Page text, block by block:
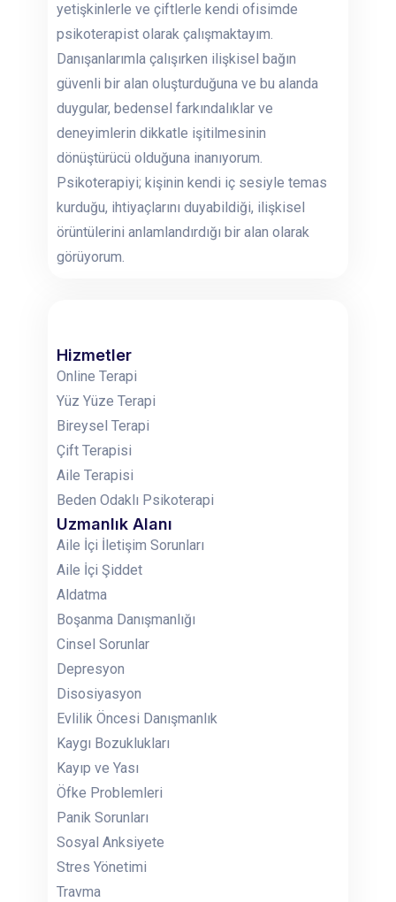
yetişkinlerle ve çiftlerle kendi ofisimde
psikoterapist olarak çalışmaktayım.
Danışanlarımla çalışırken ilişkisel bağın
güvenli bir alan oluşturduğuna ve bu alanda
duygular, bedensel farkındalıklar ve
deneyimlerin dikkatle işitilmesinin
dönüştürücü olduğuna inanıyorum.
Psikoterapiyi; kişinin kendi iç sesiyle temas
kurduğu, ihtiyaçlarını duyabildiği, ilişkisel
örüntülerini anlamlandırdığı bir alan olarak
görüyorum.
Hizmetler
Online Terapi
Yüz Yüze Terapi
Bireysel Terapi
Çift Terapisi
Aile Terapisi
Beden Odaklı Psikoterapi
Uzmanlık Alanı
Aile İçi İletişim Sorunları
Aile İçi Şiddet
Aldatma
Boşanma Danışmanlığı
Cinsel Sorunlar
Depresyon
Disosiyasyon
Evlilik Öncesi Danışmanlık
Kaygı Bozuklukları
Kayıp ve Yası
Öfke Problemleri
Panik Sorunları
Sosyal Anksiyete
Stres Yönetimi
Travma